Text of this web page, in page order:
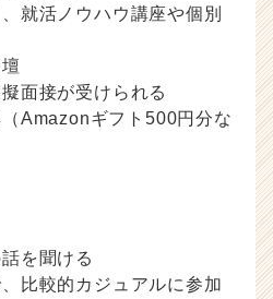
就活ノウハウ講座や個別
面接が受けられる
（Amazonギフト500円分な
を聞ける
比較的カジュアルに参加